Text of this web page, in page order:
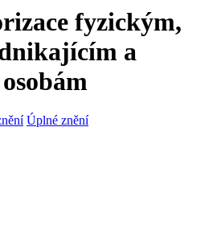
fyzickým,
a
Úplné znění